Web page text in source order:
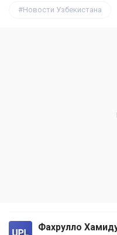
Новости Узбекистана
Фахрулло